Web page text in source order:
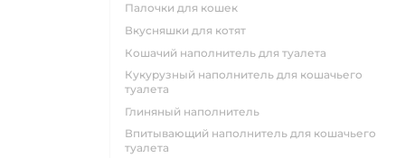
палочки для кошек
вкусняшки для котят
кошачий наполнитель для туалета
кукурузный наполнитель для кошачьего
туалета
глиняный наполнитель
впитывающий наполнитель для кошачьего
туалета